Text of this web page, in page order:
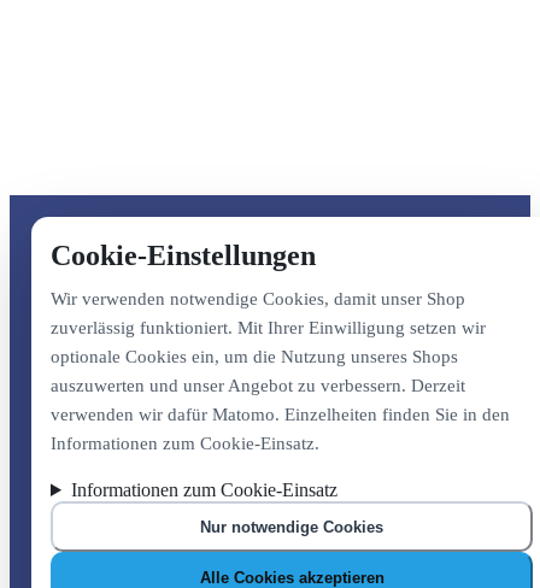
Cookie-Einstellungen
Wir verwenden notwendige Cookies, damit unser Shop
zuverlässig funktioniert. Mit Ihrer Einwilligung setzen wir
optionale Cookies ein, um die Nutzung unseres Shops
auszuwerten und unser Angebot zu verbessern. Derzeit
verwenden wir dafür Matomo. Einzelheiten finden Sie in den
Informationen zum Cookie-Einsatz.
Informationen zum Cookie-Einsatz
Nur notwendige Cookies
Alle Cookies akzeptieren